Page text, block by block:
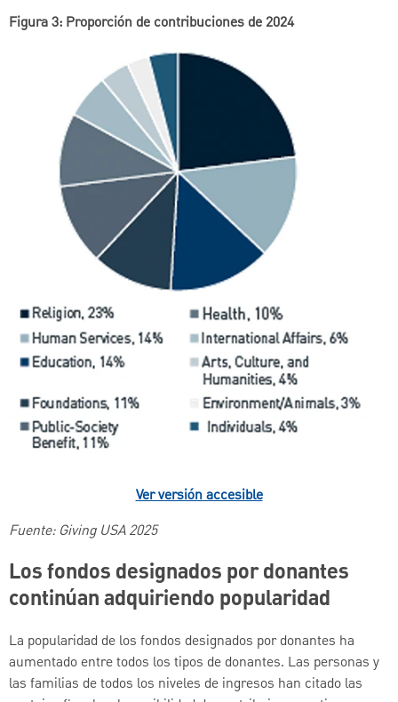
Figura 3: Proporción de contribuciones de 2024
Ver versión accesible
Fuente: Giving USA 2025
Los fondos designados por donantes
continúan adquiriendo popularidad
La popularidad de los fondos designados por donantes ha
aumentado entre todos los tipos de donantes. Las personas y
las familias de todos los niveles de ingresos han citado las